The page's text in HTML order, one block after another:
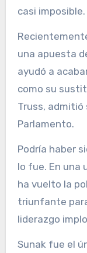
casi imposible.
una apuesta
ayudó a
como su
Truss,
Parlamento.
Podría haber
lo fue. En una
ha vuelto la
triunfante
liderazgo
Sunak fue el